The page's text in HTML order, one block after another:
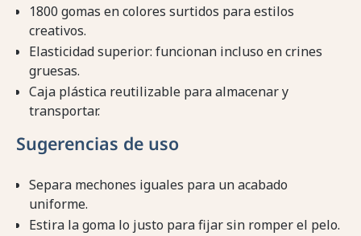
1800 gomas en colores surtidos para estilos
creativos.
Elasticidad superior: funcionan incluso en crines
gruesas.
Caja plástica reutilizable para almacenar y
transportar.
Sugerencias de uso
Separa mechones iguales para un acabado
uniforme.
Estira la goma lo justo para fijar sin romper el pelo.